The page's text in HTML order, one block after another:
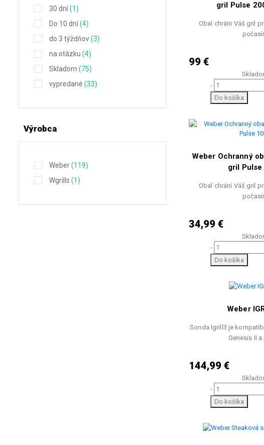
30 dní(1)
Do 10 dní(4)
do 3 týždňov(3)
na otázku (4)
Skladom (75)
vypredané (33)
Výrobca
Weber(119)
Wgrills (1)
gril Pulse
Obal chráni Váš gril
99 €
-
Do košíka
Weber Ochranný
gril Pulse
Obal chráni Váš gril
34,99 €
-
Do košíka
Weber
Sonda Igrill3 je
Genesis II a
144,99 €
-
Do košíka